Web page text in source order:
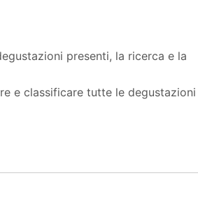
presenti, la ricerca e la
e classificare tutte le degustazioni